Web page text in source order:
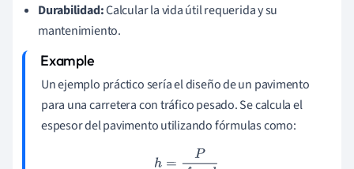
Durabilidad:Calcular la vida útil requerida y su
mantenimiento.
Un ejemplo práctico sería el diseño de un pavimento
para una carretera con tráfico pesado. Se calcula el
espesor del pavimento utilizando fórmulas como:
h= Pf×d